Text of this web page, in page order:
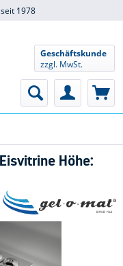
1978
Geschäftskunde
zzgl. MwSt.
Höhe: